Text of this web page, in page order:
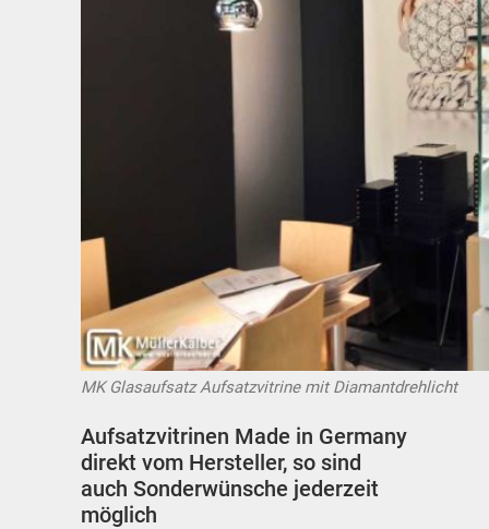
MK Glasaufsatz Aufsatzvitrine mit Diamantdrehlicht
Aufsatzvitrinen Made in Germany
direkt vom Hersteller, so sind
auch Sonderwünsche jederzeit
möglich